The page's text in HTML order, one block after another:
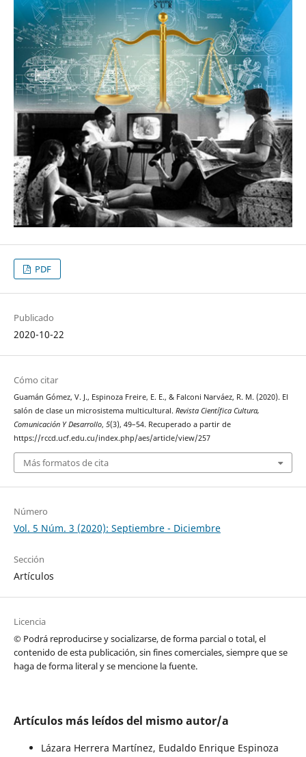
PDF
Publicado
2020-10-22
Cómo citar
Guamán Gómez, V. J., Espinoza Freire, E. E., & Falconi Narváez, R. M. (2020). El
salón de clase un microsistema multicultural. Revista Científica Cultura,
Comunicación Y Desarrollo, 5(3), 49–54. Recuperado a partir de
https://rccd.ucf.edu.cu/index.php/aes/article/view/257
Más formatos de cita
Número
Vol. 5 Núm. 3 (2020): Septiembre - Diciembre
Sección
Artículos
Licencia
© Podrá reproducirse y socializarse, de forma parcial o total, el
contenido de esta publicación, sin fines comerciales, siempre que se
haga de forma literal y se mencione la fuente.
Artículos más leídos del mismo autor/a
Lázara Herrera Martínez, Eudaldo Enrique Espinoza